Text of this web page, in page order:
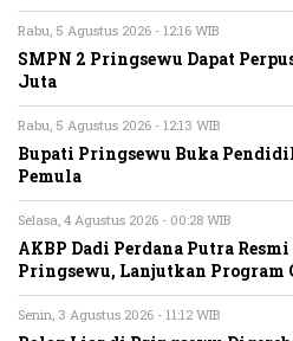
Rabu, 5 Agustus 2026 - 12:16 WIB
SMPN 2 Pringsewu Dapat
Juta
Rabu, 5 Agustus 2026 - 12:13 WIB
Bupati Pringsewu Buka
Pemula
Selasa, 4 Agustus 2026 - 00:28 WIB
AKBP Dadi Perdana Putra
Pringsewu, Lanjutkan
Senin, 3 Agustus 2026 - 11:12 WIB